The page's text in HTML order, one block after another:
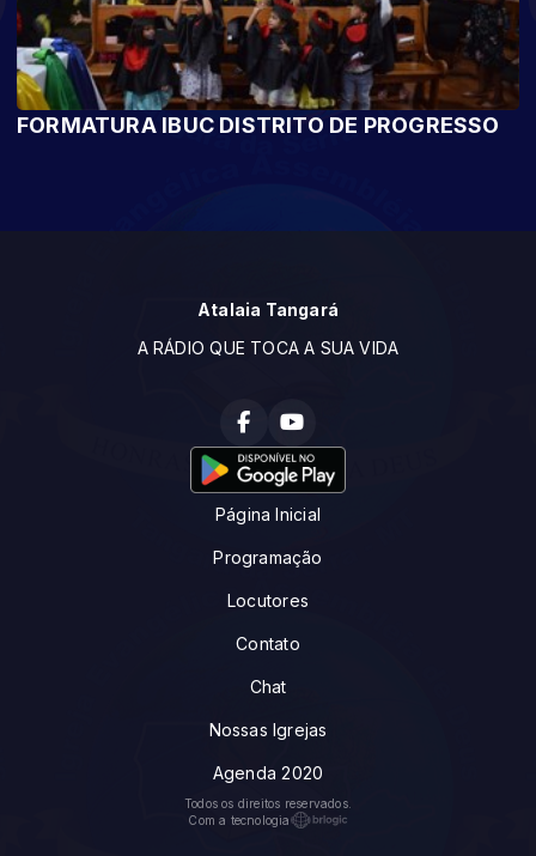
FORMATURA IBUC DISTRITO DE PROGRESSO
Atalaia Tangará
A RÁDIO QUE TOCA A SUA VIDA
Página Inicial
Programação
Locutores
Contato
Chat
Nossas Igrejas
Agenda 2020
Todos os direitos reservados.
Com a tecnologia